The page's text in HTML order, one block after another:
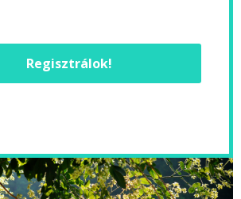
Regisztrálok!